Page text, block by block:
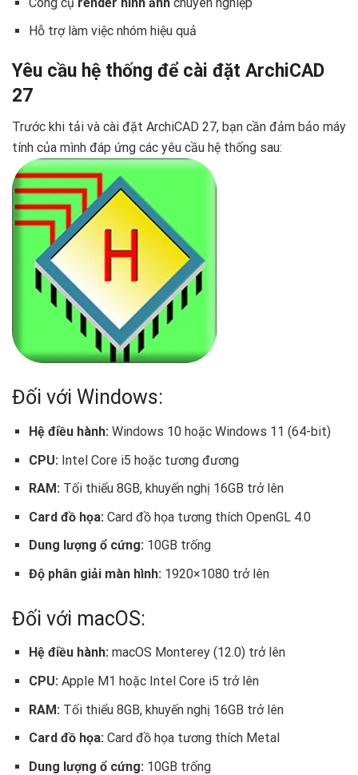
Hỗ trợ làm việc nhóm hiệu quả
Yêu cầu hệ thống để cài đặt ArchiCAD
27
Trước khi tải và cài đặt ArchiCAD 27, bạn cần đảm bảo máy
tính của mình đáp ứng các yêu cầu hệ thống sau:
Đối với Windows:
Hệ điều hành:Windows 10 hoặc Windows 11 (64-bit)
CPU: Intel Core i5 hoặc tương đương
RAM:Tối thiểu 8GB, khuyến nghị 16GB trở lên
Card đồ họa: Card đồ họa tương thích OpenGL 4.0
Dung lượng ổ cứng:10GB trống
Độ phân giải màn hình:1920×1080 trở lên
Đối với macOS:
Hệ điều hành:macOS Monterey (12.0) trở lên
CPU:Apple M1 hoặc Intel Core i5 trở lên
RAM: Tối thiểu 8GB, khuyến nghị 16GB trở lên
Card đồ họa:Card đồ họa tương thích Metal
Dung lượng ổ cứng: 10GB trống